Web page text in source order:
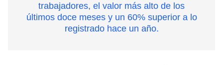
trabajadores, el valor más alto de los
últimos doce meses y un 60% superior a lo
registrado hace un año.